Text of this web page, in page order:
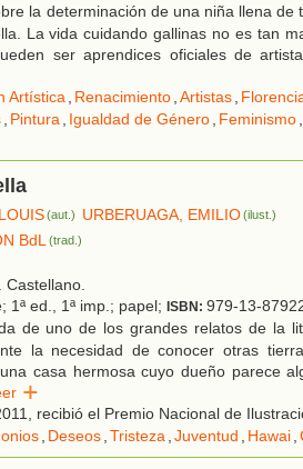
la determinación de una niña llena
La vida cuidando gallinas no es tan
ser aprendices oficiales de
Artística, Renacimiento,Artistas,
, Pintura, Igualdad de Género, Feminismo,
(aut.) URBERUAGA, EMILIO(ilust.)
BdL(trad.)
. Castellano.
1ª ed., 1ª imp.; papel; ISBN: 979-13-
de uno de los grandes relatos de la
la necesidad de conocer otras
casa hermosa cuyo dueño parece
recibió el Premio Nacional de
, Deseos,Tristeza,Juventud , Hawai,